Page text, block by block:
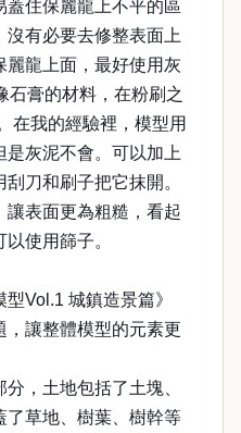
蓋住保麗龍上不平的區
有必要去修整表面上
麗龍上面，最好使用灰
石膏的材料，在粉刷之
在我的經驗裡，模型用
灰泥不會。可以加上
刀和刷子把它抹開。
讓表面更為粗糙，看起
使用篩子。
Vol.1 城鎮造景篇》
，讓整體模型的元素更
，土地包括了土塊、
了草地、樹葉、樹幹等